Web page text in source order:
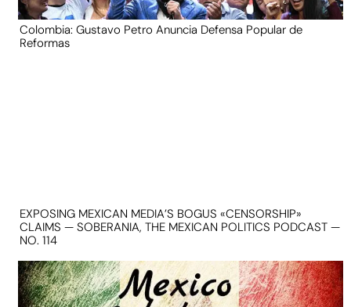
Colombia: Gustavo Petro Anuncia Defensa Popular de
Reformas
EXPOSING MEXICAN MEDIA’S BOGUS «CENSORSHIP»
CLAIMS — SOBERANIA, THE MEXICAN POLITICS PODCAST —
NO. 114